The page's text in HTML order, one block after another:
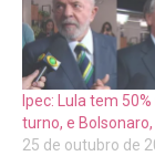
Ipec: Lula tem 50%
turno, e Bolsonaro,
25 de outubro de